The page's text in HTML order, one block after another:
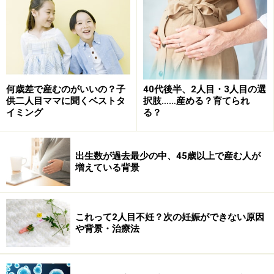
結局、仕事が順調に行っている時が、子作りには一番最
適な時期という、なんとも皮肉な現状があります。それ
を20代の時に知っていたら、また違ったかもしれないと
皆さん口々に言うのですが、ではその時期に結婚、子作
りを考えられたらそうしたか、という問いには口を閉ざ
してしまいます。
これだけ女性が社会進出した今、思春期からの性教育
も、避妊中心ではなく、生む時期を決める、ファミリー
何歳差で産むのがいいの？子
供二人目ママに聞くベストタ
イミング
40代後半、2人目・3人目の選
択肢……産める？育てられ
る？
出生数が過去最少の中、45歳以上で産む人が
増えている背景
これって2人目不妊？次の妊娠ができない原因
や背景・治療法